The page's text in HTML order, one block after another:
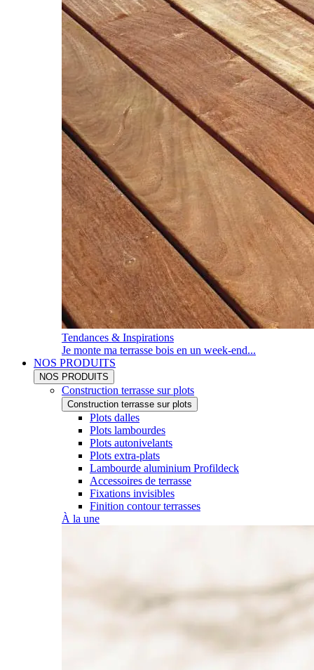
Tendances & Inspirations
Je monte ma terrasse bois en un week-end...
NOS PRODUITS
NOS PRODUITS
Construction terrasse sur plots
Construction terrasse sur plots
Plots dalles
Plots lambourdes
Plots autonivelants
Plots extra-plats
Lambourde aluminium Profildeck
Accessoires de terrasse
Fixations invisibles
Finition contour terrasses
À la une